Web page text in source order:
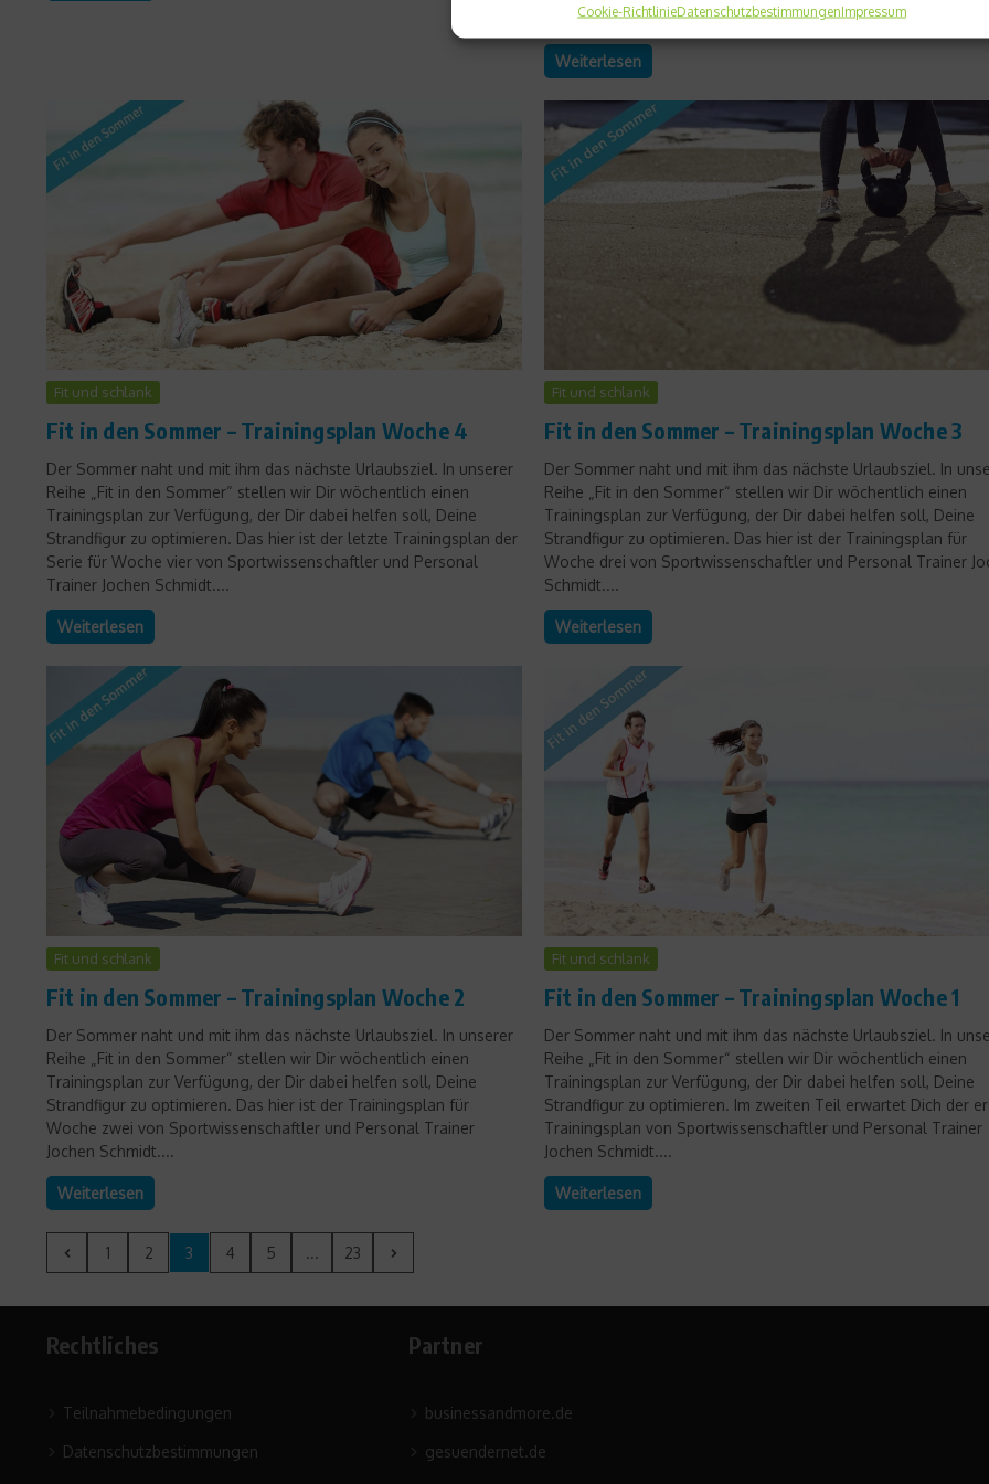
Cookie-RichtlinieDatenschutzbestimmungenImpressum
eine Gen-Analyse anbieten?...
Weiterlesen
Fit und schlank
Fit in den Sommer – Trainingsplan Woche 4
Der Sommer naht und mit ihm das nächste Urlaubsziel. In unserer
Reihe „Fit in den Sommer“ stellen wir Dir wöchentlich einen
Trainingsplan zur Verfügung, der Dir dabei helfen soll, Deine
Strandfigur zu optimieren. Das hier ist der letzte Trainingsplan der
Serie für Woche vier von Sportwissenschaftler und Personal
Trainer Jochen Schmidt....
Weiterlesen
Fit und schlank
Fit in den Sommer – Trainingsplan Woche 3
Der Sommer naht und mit ihm das nächste Urlaubsziel. In
Reihe „Fit in den Sommer“ stellen wir Dir wöchentlich einen
Trainingsplan zur Verfügung, der Dir dabei helfen soll, Deine
Strandfigur zu optimieren. Das hier ist der Trainingsplan für
Woche drei von Sportwissenschaftler und Personal Trainer
Schmidt....
Weiterlesen
Fit und schlank
Fit in den Sommer – Trainingsplan Woche 2
Der Sommer naht und mit ihm das nächste Urlaubsziel. In unserer
Reihe „Fit in den Sommer“ stellen wir Dir wöchentlich einen
Trainingsplan zur Verfügung, der Dir dabei helfen soll, Deine
Strandfigur zu optimieren. Das hier ist der Trainingsplan für
Woche zwei von Sportwissenschaftler und Personal Trainer
Jochen Schmidt....
Weiterlesen
Fit und schlank
Fit in den Sommer – Trainingsplan Woche 1
Der Sommer naht und mit ihm das nächste Urlaubsziel. In
Reihe „Fit in den Sommer“ stellen wir Dir wöchentlich einen
Trainingsplan zur Verfügung, der Dir dabei helfen soll, Deine
Strandfigur zu optimieren. Im zweiten Teil erwartet Dich der
Trainingsplan von Sportwissenschaftler und Personal Trainer
Jochen Schmidt....
Weiterlesen
1 2 3 4 5 ... 23
Rechtliches
Teilnahmebedingungen
Datenschutzbestimmungen
Partner
businessandmore.de
gesuendernet.de